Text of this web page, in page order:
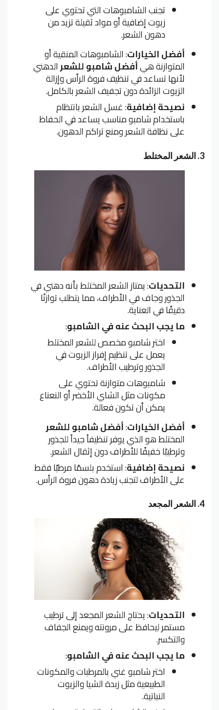
تجنب الشامبوهات التي تحتوي على
زيوت إضافية أو مواد ثقيلة تزيد من
دهون الشعر.
أفضل الخيارات: الشامبوهات المنقية أو
المتوازنة هيأفضل شامبو للشعرالدهني
لأنها تساعد في تنظيف فروة الرأس وإزالة
الزيوت الزائدة دون تجفيف الشعر بالكامل.
نصيحة إضافية: غسل الشعر بانتظام
باستخدام شامبو مناسب يساعد في الحفاظ
على نظافة الشعر ومنع تراكم الدهون.
3. الشعر المختلط
التحديات: يمتاز الشعر المختلط بأنه دهني في
الجذور وجاف في الأطراف، مما يتطلب توازنًا
دقيقًا في العناية.
ما يجب البحث عنه في الشامبو:
اختر شامبو مخصص للشعر المختلط
يعمل على تنظيم إفراز الزيوت في
الجذور وترطيب الأطراف.
شامبوهات متوازنة تحتوي على
مكونات مثل الشاي الأخضر أو النعناع
يمكن أن تكون فعالة.
أفضل الخيارات:أفضل شامبو للشعر
المختلط هو الذي يوفر تنظيفاً جيداً للجذور
وترطيبًا خفيفًا للأطراف دون إثقال الشعر.
نصيحة إضافية: استخدم بلسمًا مرطبًا فقط
على الأطراف لتجنب زيادة دهون فروة الرأس.
4. الشعر المجعد
التحديات: يحتاج الشعر المجعد إلى ترطيب
مستمر ليحافظ على مرونته ويمنع الجفاف
والتكسر.
ما يجب البحث عنه في الشامبو:
اختر شامبو غني بالمرطبات والمكونات
الطبيعية مثل زبدة الشيا والزيوت
النباتية.